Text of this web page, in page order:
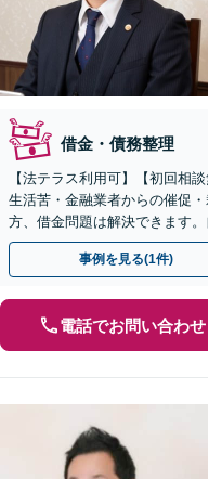
借金・債務整理
【法テラス利用可】【初回相
生活苦・金融業者からの催促
方、借金問題は解決できます
状況に合わせて最善の策を追
事例を見る(1件)
電話でお問い合わせ